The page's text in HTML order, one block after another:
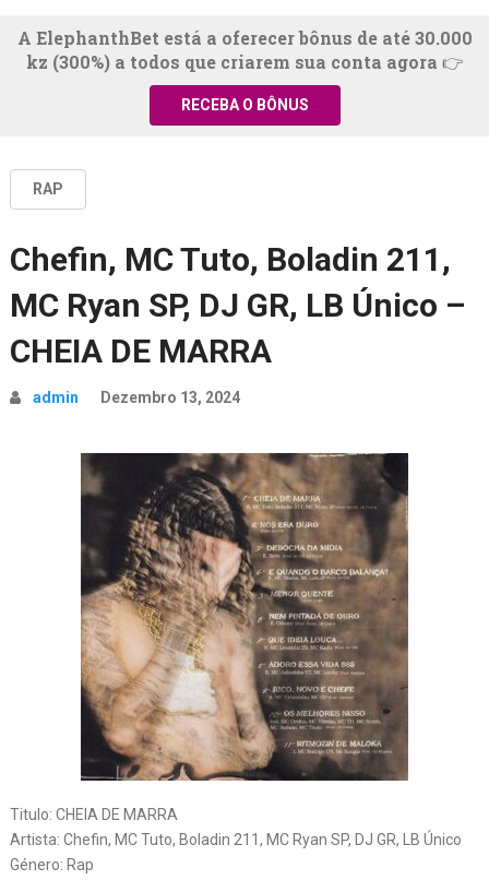
A ElephanthBet está a oferecer bônus de até 30.000
kz (300%) a todos que criarem sua conta agora 👉
RECEBA O BÔNUS
RAP
Chefin, MC Tuto, Boladin 211,
MC Ryan SP, DJ GR, LB Único –
CHEIA DE MARRA
admin Dezembro 13, 2024
Titulo: CHEIA DE MARRA
Artista: Chefin, MC Tuto, Boladin 211, MC Ryan SP, DJ GR, LB Único
Género: Rap